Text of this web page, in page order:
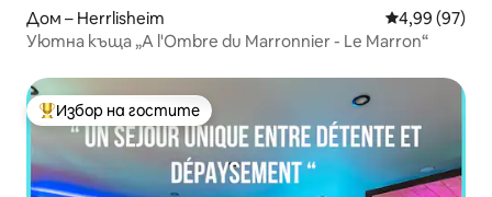
Дом – Herrlisheim Средна
4,99 (97)
Уютна къща „A l'Ombre du Marronnier - Le Marron“
Най-популярен избор на гостите
Избор на гостите